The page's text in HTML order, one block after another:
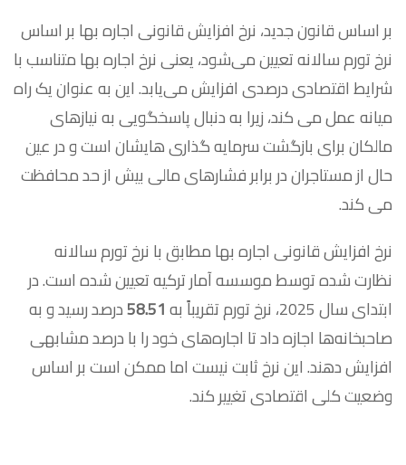
بر اساس قانون جدید، نرخ افزایش قانونی اجاره بها بر اساس
نرخ تورم سالانه تعیین می‌شود، یعنی نرخ اجاره بها متناسب با
شرایط اقتصادی درصدی افزایش می‌یابد. این به عنوان یک راه
میانه عمل می کند، زیرا به دنبال پاسخگویی به نیازهای
مالکان برای بازگشت سرمایه گذاری هایشان است و در عین
حال از مستاجران در برابر فشارهای مالی بیش از حد محافظت
می کند.
نرخ افزایش قانونی اجاره بها مطابق با نرخ تورم سالانه
نظارت شده توسط موسسه آمار ترکیه تعیین شده است. در
ابتدای سال 2025، نرخ تورم تقریباً به
58.51درصد رسید و به
صاحبخانه‌ها اجازه داد تا اجاره‌های خود را با درصد مشابهی
افزایش دهند. این نرخ ثابت نیست اما ممکن است بر اساس
وضعیت کلی اقتصادی تغییر کند.